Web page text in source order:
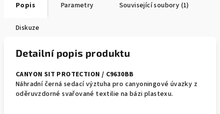
Popis Parametry Související soubory (1)
Diskuze
Detailní popis produktu
CANYON SIT PROTECTION / C9630BB
Náhradní černá sedací výztuha pro canyoningové úvazky z
oděruvzdorné svařované textilie na bázi plastexu.